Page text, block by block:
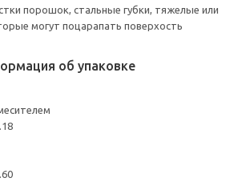
порошок, стальные губки, тяжелые или
могут поцарапать поверхость
об упаковке